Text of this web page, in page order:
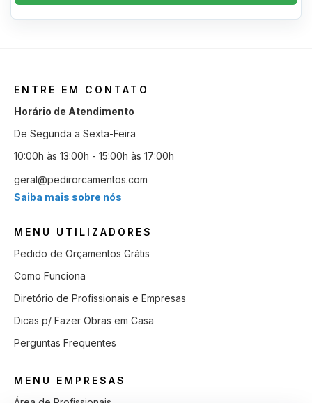
ENTRE EM CONTATO
Horário de Atendimento
De Segunda a Sexta-Feira
10:00h às 13:00h - 15:00h às 17:00h
geral@pedirorcamentos.com
Saiba mais sobre nós
MENU UTILIZADORES
Pedido de Orçamentos Grátis
Como Funciona
Diretório de Profissionais e Empresas
Dicas p/ Fazer Obras em Casa
Perguntas Frequentes
MENU EMPRESAS